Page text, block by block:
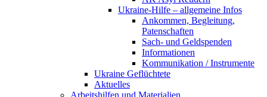
Ukraine-Hilfe – allgemeine Infos
Ankommen, Begleitung,
Patenschaften
Sach- und Geldspenden
Informationen
Kommunikation / Instrumente
Ukraine Geflüchtete
Aktuelles
Arbeitshilfen und Materialien